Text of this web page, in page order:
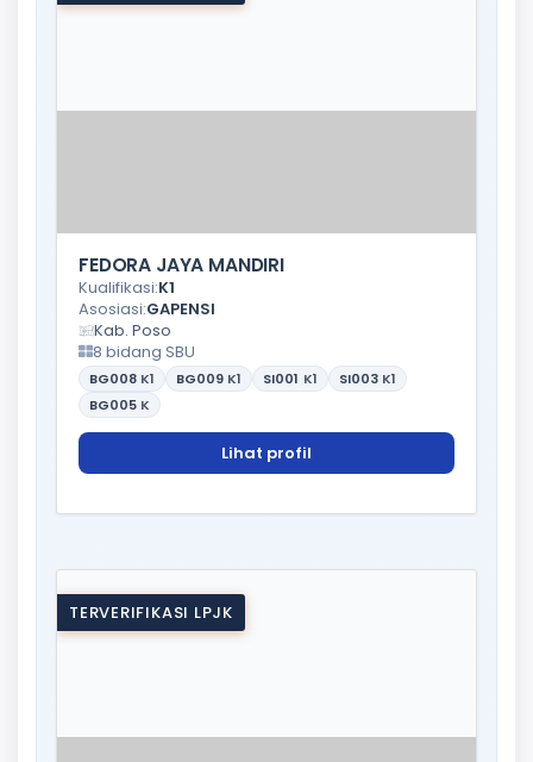
FEDORA JAYA MANDIRI
Kualifikasi:K1
Asosiasi:GAPENSI
Kab. Poso
8 bidang SBU
BG008 K1 BG009 K1 SI001 K1 SI003 K1
BG005 K
Lihat profil
TERVERIFIKASI LPJK